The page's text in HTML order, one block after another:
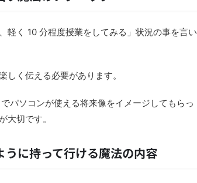
軽く 10 分程度授業をしてみる」状況の事を言い
く伝える必要があります。
パソコンが使える将来像をイメージしてもらっ
大切です。
に持って行ける魔法の内容